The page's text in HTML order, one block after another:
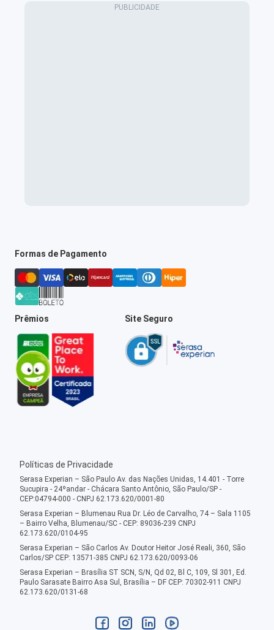
Formas de Pagamento
Prêmios Site Seguro
Políticas de Privacidade
Serasa Experian – São Paulo Av. das Nações Unidas, 14.401 - Torre
Sucupira - 24ºandar - Chácara Santo Antônio, São Paulo/SP -
CEP:04794-000 - CNPJ 62.173.620/0001-80
Serasa Experian – Blumenau Rua Dr. Léo de Carvalho, 74 – Sala 1105
– Bairro Velha, Blumenau/SC - CEP: 89036-239 CNPJ
62.173.620/0104-95
Serasa Experian – São Carlos Av. Doutor Heitor José Reali, 360, São
Carlos/SP CEP: 13571-385 CNPJ 62.173.620/0093-06
Serasa Experian – Brasília ST SCN, S/N, Qd 02, Bl C, 109, Sl 301, Ed.
Paulo Sarasate Bairro Asa Sul, Brasília – DF CEP: 70302-911 CNPJ
62.173.620/0131-68